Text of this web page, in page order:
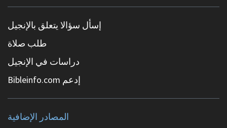
إسأل سؤالا يتعلق بالإنجيل
طلب صلاة
دراسات في الإنجيل
إدعم Bibleinfo.com
المصادر الإضافية